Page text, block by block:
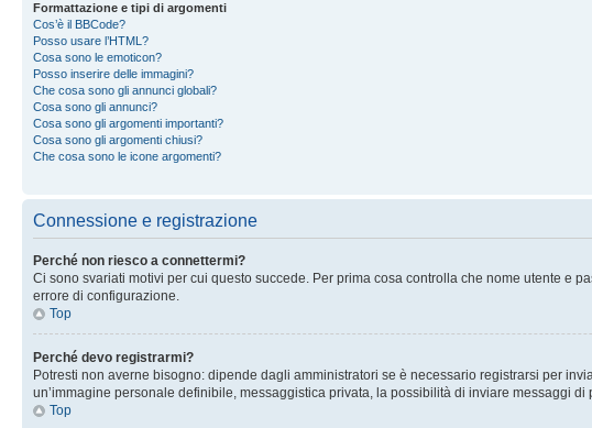
Formattazione e tipi di argomenti
Cos’è il BBCode?
Posso usare l’HTML?
Cosa sono le emoticon?
Posso inserire delle immagini?
Che cosa sono gli annunci globali?
Cosa sono gli annunci?
Cosa sono gli argomenti importanti?
Cosa sono gli argomenti chiusi?
Che cosa sono le icone argomenti?
Connessione e registrazione
Perché non riesco a connettermi?
Ci sono svariati motivi per cui questo succede. Per prima cosa controlla che nome utente e
errore di configurazione.
Top
Perché devo registrarmi?
Potresti non averne bisogno: dipende dagli amministratori se è necessario registrarsi per
un’immagine personale definibile, messaggistica privata, la possibilità di inviare messaggi
Top